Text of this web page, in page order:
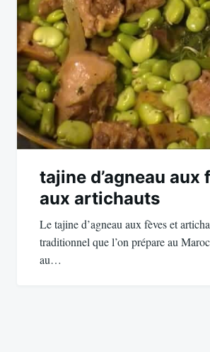
tajine d’agneau aux
aux artichauts
Le tajine d’agneau aux fèves et
traditionnel que l’on prépare au
au…